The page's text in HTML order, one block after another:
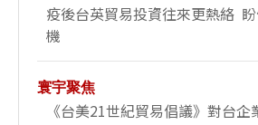
疫後台英貿易投資往來更熱絡
機
寰宇聚焦
《台美21世紀貿易倡議》對台企